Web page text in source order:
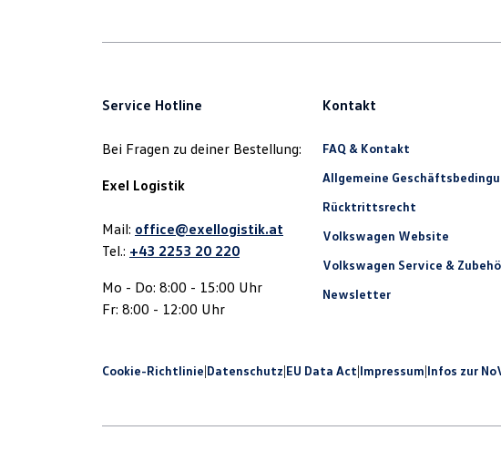
Service Hotline
Bei Fragen zu deiner Bestellung:
Exel Logistik
Mail: office@exellogistik.at
Tel.: +43 2253 20 220
Mo - Do: 8:00 - 15:00 Uhr
Fr: 8:00 - 12:00 Uhr
Kontakt
FAQ & Kontakt
Allgemeine
Rücktrittsrecht
Volkswagen Website
Volkswagen Service &
Newsletter
Cookie-Richtlinie|Datenschutz|EU Data Act|Impressum|Infos zur